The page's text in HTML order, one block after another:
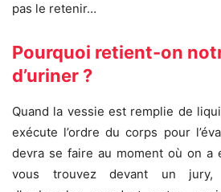
pas le retenir…
Pourquoi retient-on
d’uriner ?
Quand la vessie est remplie de
exécute l’ordre du corps pour
devra se faire au moment où on a
vous trouvez devant un